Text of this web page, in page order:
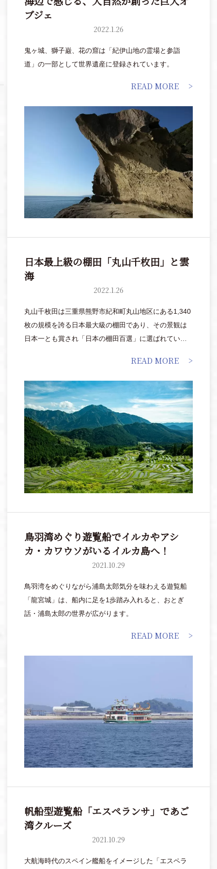
ブジェ
2022.1.26
鬼ヶ城、獅子巌、花の窟は「紀伊山地の霊場と参詣
道」の一部として世界遺産に登録されています。
READ MORE
日本最上級の棚田「丸山千枚田」と雲
海
2022.1.26
丸山千枚田は三重県熊野市紀和町丸山地区にある1,340
枚の規模を誇る日本最大級の棚田であり、その景観は
日本一とも賞され「日本の棚田百選」に選ばれていま
READ MORE
鳥羽湾めぐり遊覧船でイルカやアシ
カ・カワウソがいるイルカ島へ！
2021.10.29
鳥羽湾をめぐりながら浦島太郎気分を味わえる遊覧船
「龍宮城」は、船内に足を1歩踏み入れると、おとぎ
話・浦島太郎の世界が広がります。
READ MORE
帆船型遊覧船「エスペランサ」であご
湾クルーズ
2021.10.29
大航海時代のスペイン艦船をイメージした「エスペラ